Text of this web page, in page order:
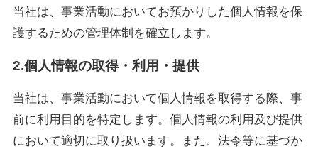
当社は、事業活動においてお預かりした個人情報を保
護するための管理体制を確立します。
2.個人情報の取得・利用・提供
当社は、事業活動において個人情報を取得する際、事
前に利用目的を特定します。個人情報の利用及び提供
において適切に取り扱います。また、法令等に基づか